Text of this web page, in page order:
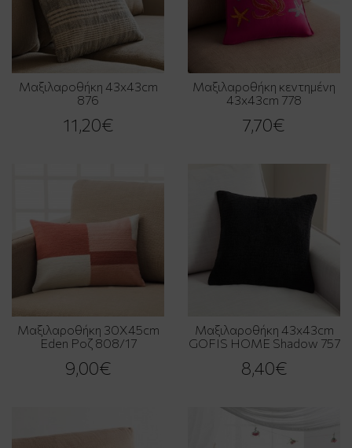
Μαξιλαροθήκη 43x43cm
876
11,20€
Μαξιλαροθήκη κεντημένη
43x43cm 778
7,70€
Μαξιλαροθήκη 30X45cm
Eden Ροζ 808/17
9,00€
Μαξιλαροθήκη 43x43cm
GOFIS HOME Shadow 757
8,40€